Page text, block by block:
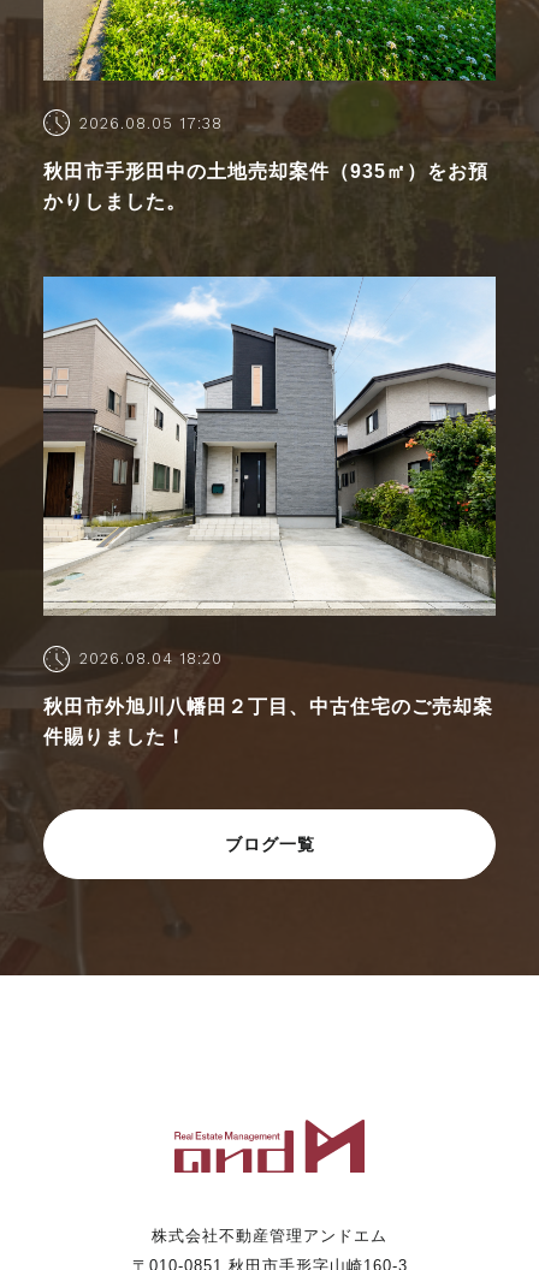
2026.08.05 17:38
秋田市手形田中の土地売却案件（935㎡）をお預
かりしました。
2026.08.04 18:20
秋田市外旭川八幡田２丁目、中古住宅のご売却案
件賜りました！
ブログ一覧
株式会社不動産管理アンドエム
〒010-0851 秋田市手形字山崎160-3